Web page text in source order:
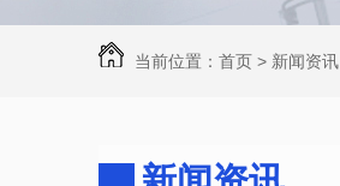
当前位置： 首页 > 新闻资讯